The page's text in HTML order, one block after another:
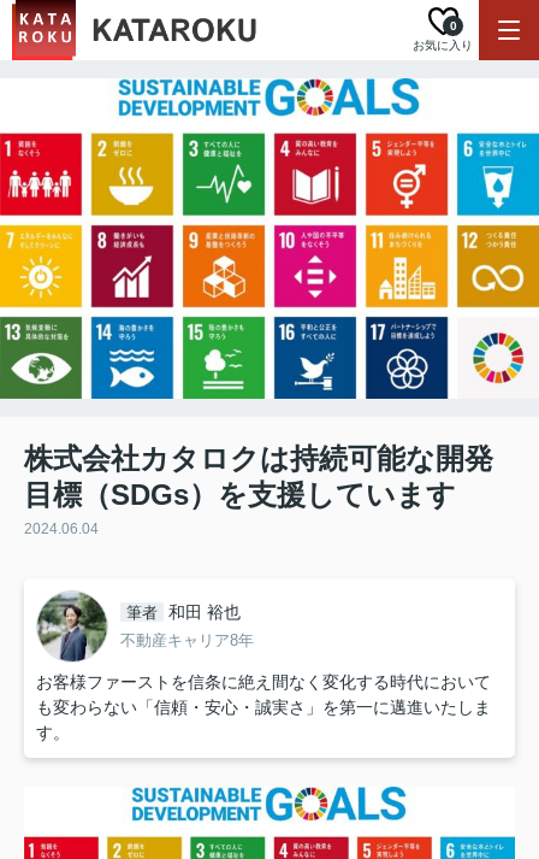
お気に入り
0
株式会社カタロクは持続可能な開発
目標（SDGs）を支援しています
2024.06.04
筆者 和田 裕也
不動産キャリア8年
お客様ファーストを信条に絶え間なく変化する時代において
も変わらない「信頼・安心・誠実さ」を第一に邁進いたしま
す。